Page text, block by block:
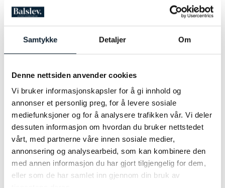
Samtykke Detaljer Om
Denne nettsiden anvender cookies
Vi bruker informasjonskapsler for å gi innhold og
annonser et personlig preg, for å levere sosiale
mediefunksjoner og for å analysere trafikken vår. Vi deler
dessuten informasjon om hvordan du bruker nettstedet
vårt, med partnerne våre innen sosiale medier,
annonsering og analysearbeid, som kan kombinere den
med annen informasjon du har gjort tilgjengelig for dem,
eller som de har samlet inn gjennom din bruk av
deltakerne. På våre turer knyttes varige vennskap,
som ofte resulterer i årlige turer sammen. Sammen
opplevelser, noe som gir økt treningsmotivasjon og
overskudd i hverdagen.